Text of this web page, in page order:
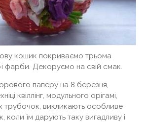
кошик покриваємо трьома
фарби. Декоруємо на свій смак.
паперу на 8 березня,
квіллінг, модульного орігамі,
трубочок, викликають особливе
коли їм дарують таку вигадливу і